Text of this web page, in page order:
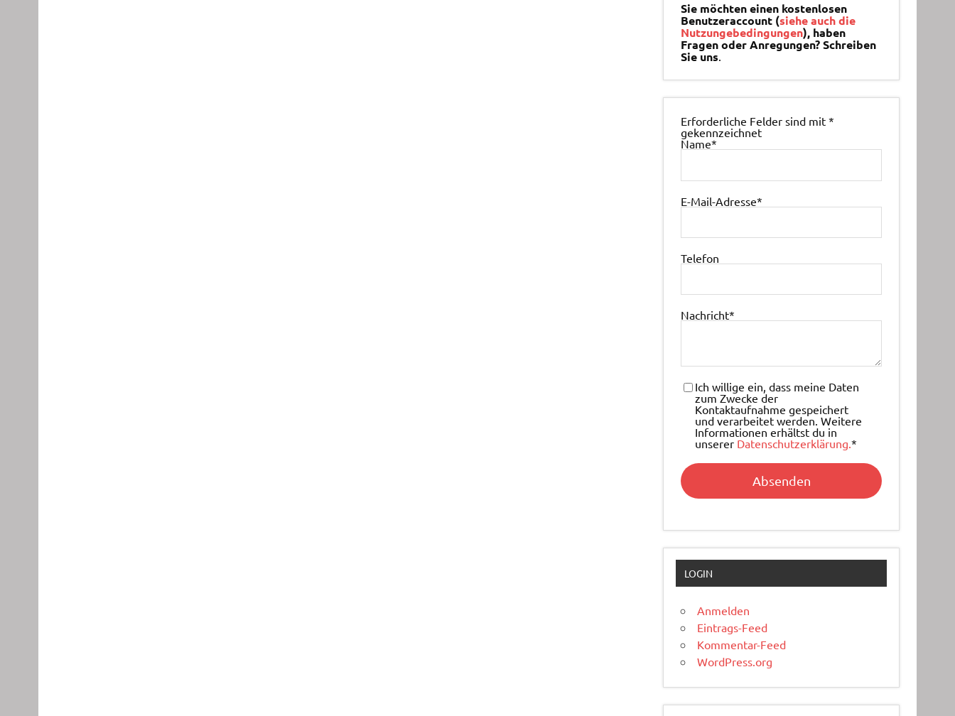
Sie möchten einen kostenlosen
Benutzeraccount (siehe auch die
Nutzungebedingungen), haben
Fragen oder Anregungen? Schreiben
Sie uns.
Erforderliche Felder sind mit*
gekennzeichnet
Name*
E-Mail-Adresse*
Telefon
Nachricht*
Ich willige ein, dass meine Daten
zum Zwecke der
Kontaktaufnahme gespeichert
und verarbeitet werden. Weitere
Informationen erhältst du in
unserer Datenschutzerklärung.*
LOGIN
Anmelden
Eintrags-Feed
Kommentar-Feed
WordPress.org